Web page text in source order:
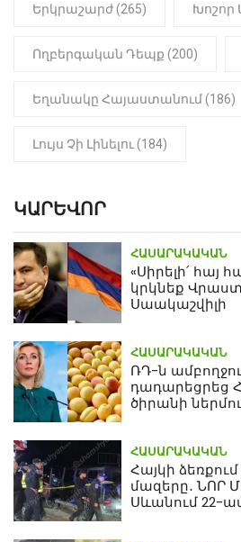
Երկրաշարժ (265) Խոշոր
Ողբերգական Դեպք (200)
Եղանակը Հայաստանում (186)
Լույս Չի Լինելու (184)
ԿԱՐԵՎՈՐ
ՀԱՍԱՐԱԿԱԿԱՆ
«Սիրելի՛ հայ
կրկնեք
Սաակաշվիլի
ՀԱՍԱՐԱԿԱԿԱՆ
ՌԴ-ն
դադարեցրեց
ծիրանի
ՀԱՍԱՐԱԿԱԿԱՆ
Հայկի
մազերը․ ՆՈՐ
Սևանում 22-